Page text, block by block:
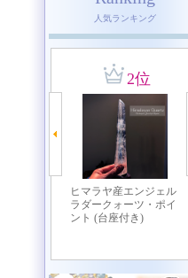
人気ランキング